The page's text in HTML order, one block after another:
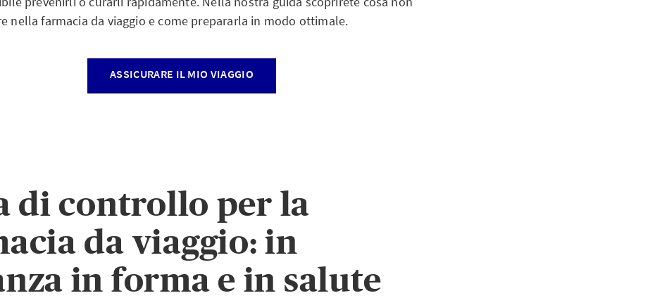
nella farmacia da viaggio e come prepararla in modo ottimale.
ASSICURARE IL MIO VIAGGIO
di controllo per la
da viaggio: in
in forma e in salute